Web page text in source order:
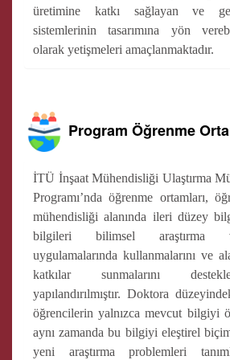
üretimine katkı sağlayan ve
sistemlerinin tasarımına yön
olarak yetişmeleri amaçlanmaktadır.
Program Öğrenme
İTÜ İnşaat Mühendisliği Ulaştırma
Programı’nda öğrenme ortamları,
mühendisliği alanında ileri düzey
bilgileri bilimsel araştırma
uygulamalarında kullanmalarını ve
katkılar sunmalarını
yapılandırılmıştır. Doktora
öğrencilerin yalnızca mevcut bilgiyi
aynı zamanda bu bilgiyi eleştirel
yeni araştırma problemleri